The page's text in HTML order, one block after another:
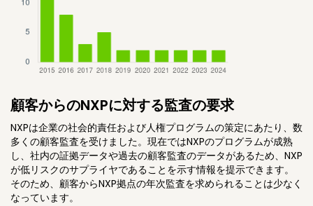
顧客からのNXPに対する監査の要求
NXPは企業の社会的責任および人権プログラムの策定にあたり、数
多くの顧客監査を受けました。現在ではNXPのプログラムが成熟
し、社内の証拠データや過去の顧客監査のデータがあるため、NXP
が低リスクのサプライヤであることを示す情報を提示できます。
そのため、顧客からNXP拠点の年次監査を求められることは少なく
なっています。